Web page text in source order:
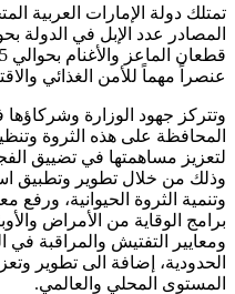
تمتلك دولة الإمارات العربية
عنصراً مهماً للأمن الغذائي
وتتركز جهود الوزارة
المحافظة على هذه الثروة
لتعزيز مساهمتها في تضييق
وذلك من خلال تطوير وتطبيق
وتنمية الثروة الحيوانية، ورفع
برامج الوقاية من الأمراض
ومعايير التفتيش والمراقبة في
الحدودية، إضافة الى تطوير
المستوى المحلي والعالمي.